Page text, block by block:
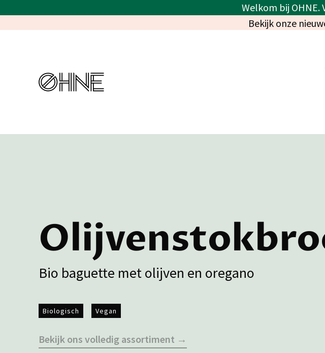
Welkom bij OHNE.
Bekijk onze
Bio baguette met olijven en oregano
Biologisch Vegan
Bekijk ons volledig assortiment →